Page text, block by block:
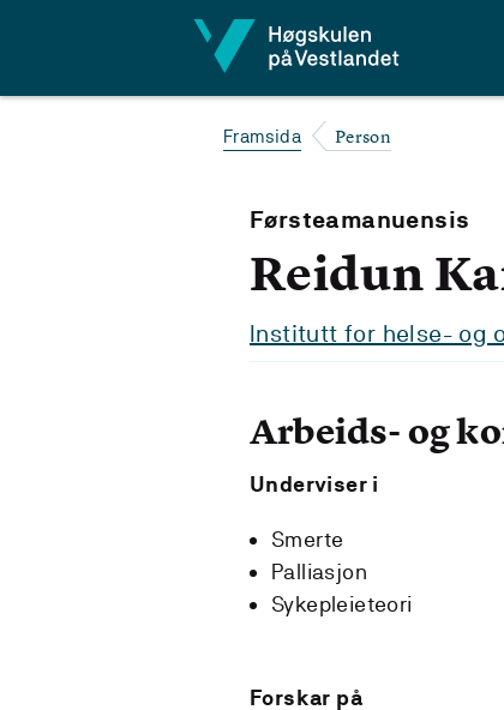
Framsida Person
Førsteamanuensis
Reidun
Institutt for helse- og
Arbeids- og
Underviser i
Smerte
Palliasjon
Sykepleieteori
Forskar på